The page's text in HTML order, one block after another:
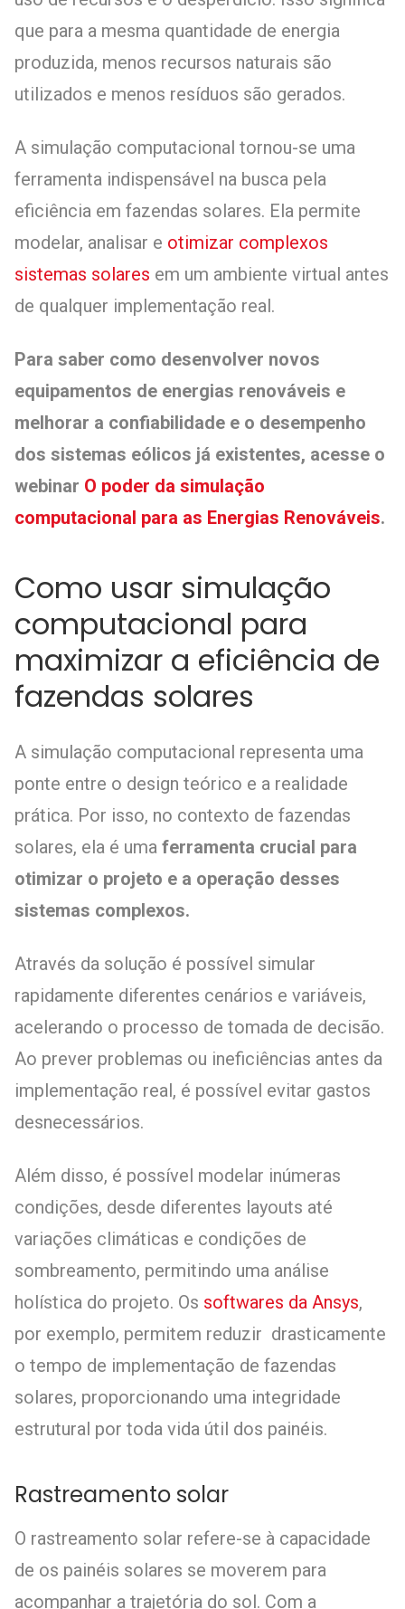
que para a mesma quantidade de energia
produzida, menos recursos naturais são
utilizados e menos resíduos são gerados.
A simulação computacional tornou-se uma
ferramenta indispensável na busca pela
eficiência em fazendas solares. Ela permite
modelar, analisar e otimizar complexos
sistemas solares em um ambiente virtual antes
de qualquer implementação real.
Para saber como desenvolver novos
equipamentos de energias renováveis e
melhorar a confiabilidade e o desempenho
dos sistemas eólicos já existentes, acesse o
webinar O poder da simulação
computacional para as Energias Renováveis.
Como usar simulação
computacional para
maximizar a eficiência de
fazendas solares
A simulação computacional representa uma
ponte entre o design teórico e a realidade
prática. Por isso, no contexto de fazendas
solares, ela é uma ferramenta crucial para
otimizar o projeto e a operação desses
sistemas complexos.
Através da solução é possível simular
rapidamente diferentes cenários e variáveis,
acelerando o processo de tomada de decisão.
Ao prever problemas ou ineficiências antes da
implementação real, é possível evitar gastos
desnecessários.
Além disso, é possível modelar inúmeras
condições, desde diferentes layouts até
variações climáticas e condições de
sombreamento, permitindo uma análise
holística do projeto. Os softwares da Ansys,
por exemplo, permitem reduzir drasticamente
o tempo de implementação de fazendas
solares, proporcionando uma integridade
estrutural por toda vida útil dos painéis.
Rastreamento solar
O rastreamento solar refere-se à capacidade
de os painéis solares se moverem para
acompanhar a trajetória do sol. Com a